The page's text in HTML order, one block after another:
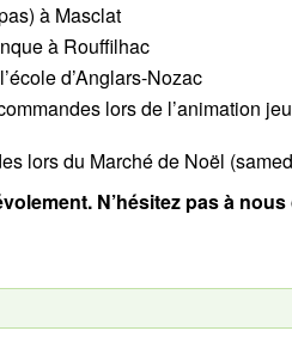
à Masclat
à Rouffilhac
d’Anglars-Nozac
lors de l’animation
lors du Marché de Noël
N’hésitez pas à